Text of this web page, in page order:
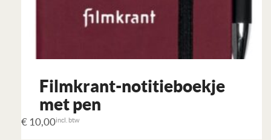
Filmkrant-notitieboekje
met pen
€ 10,00incl. btw